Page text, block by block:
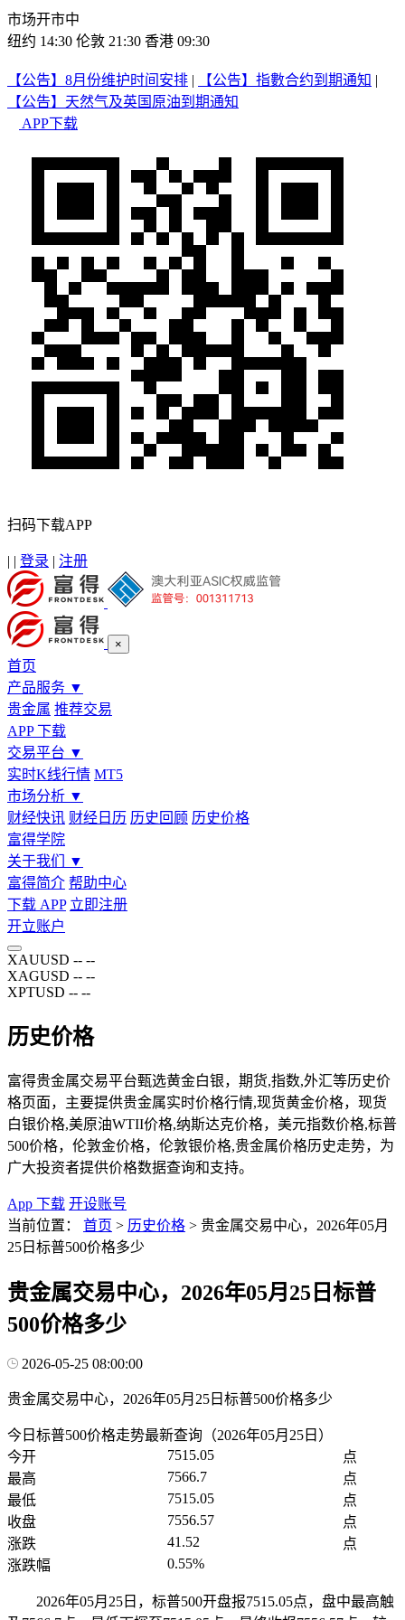
市场开市中
纽约 14:30 伦敦 21:30 香港 09:30
【公告】8月份维护时间安排 | 【公告】指數合约到期通知 |
【公告】天然气及英国原油到期通知
APP下载
扫码下载APP
| | 登录 | 注册
×
首页
产品服务 ▼
贵金属 推荐交易
APP 下载
交易平台 ▼
实时K线行情 MT5
市场分析 ▼
财经快讯 财经日历 历史回顾 历史价格
富得学院
关于我们
▼
富得简介 帮助中心
下载 APP 立即注册
开立账户
XAUUSD -- --
XAGUSD -- --
XPTUSD -- --
历史价格
富得贵金属交易平台甄选黄金白银，期货,指数,外汇等历史价
格页面，主要提供贵金属实时价格行情,现货黄金价格，现货
白银价格,美原油WTII价格,纳斯达克价格，美元指数价格,标普
500价格，伦敦金价格，伦敦银价格,贵金属价格历史走势，为
广大投资者提供价格数据查询和支持。
App 下载 开设账号
当前位置：
首页 > 历史价格 > 贵金属交易中心，2026年05月
25日标普500价格多少
贵金属交易中心，2026年05月25日标普
500价格多少
2026-05-25 08:00:00
贵金属交易中心，2026年05月25日标普500价格多少
今日标普500价格走势最新查询（2026年05月25日）
今开
7515.05
点
最高
7566.7
点
最低
7515.05
点
收盘
7556.57
点
涨跌
41.52
点
涨跌幅
0.55%
2026年05月25日，标普500开盘报7515.05点，盘中最高触